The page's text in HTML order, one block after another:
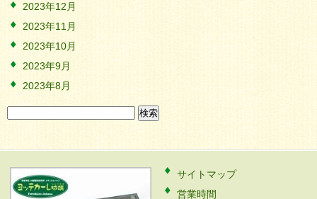
2023年12月
2023年11月
2023年10月
2023年9月
2023年8月
索:
サイトマップ
営業時間